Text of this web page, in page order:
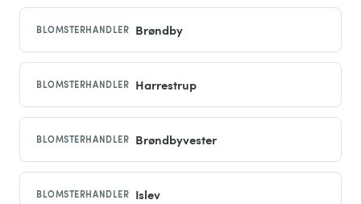
BLOMSTERHANDLER Brøndby
BLOMSTERHANDLER Harrestrup
BLOMSTERHANDLER Brøndbyvester
BLOMSTERHANDLER Islev